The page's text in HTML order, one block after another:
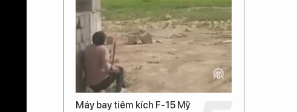
Máy bay tiêm kích F-15 Mỹ